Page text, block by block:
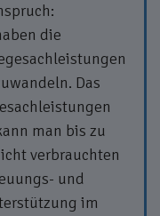
die
Das
man bis zu
verbrauchten
und
im